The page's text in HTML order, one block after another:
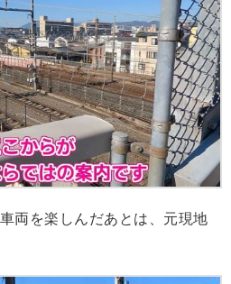
両を楽しんだあとは、元現地